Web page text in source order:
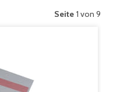
Seite 1 von 9